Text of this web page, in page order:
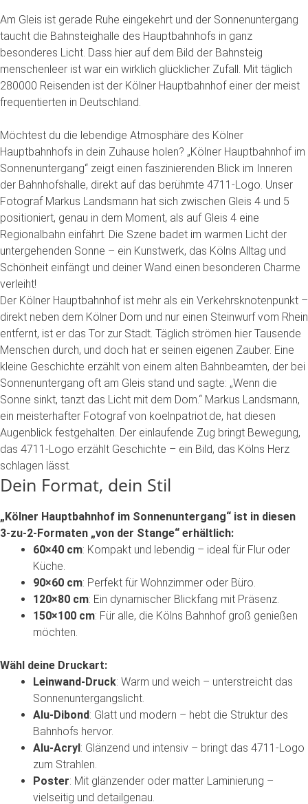
Am Gleis ist gerade Ruhe eingekehrt und der Sonnenuntergang
taucht die Bahnsteighalle des Hauptbahnhofs in ganz
besonderes Licht. Dass hier auf dem Bild der Bahnsteig
menschenleer ist war ein wirklich glücklicher Zufall. Mit täglich
280000 Reisenden ist der Kölner Hauptbahnhof einer der meist
frequentierten in Deutschland.
Möchtest du die lebendige Atmosphäre des Kölner
Hauptbahnhofs in dein Zuhause holen? „Kölner Hauptbahnhof im
Sonnenuntergang“ zeigt einen faszinierenden Blick im Inneren
der Bahnhofshalle, direkt auf das berühmte 4711-Logo. Unser
Fotograf Markus Landsmann hat sich zwischen Gleis 4 und 5
positioniert, genau in dem Moment, als auf Gleis 4 eine
Regionalbahn einfährt. Die Szene badet im warmen Licht der
untergehenden Sonne – ein Kunstwerk, das Kölns Alltag und
Schönheit einfängt und deiner Wand einen besonderen Charme
verleiht!
Der Kölner Hauptbahnhof ist mehr als ein Verkehrsknotenpunkt –
direkt neben dem Kölner Dom und nur einen Steinwurfvom Rhein
entfernt, ist er das Tor zur Stadt. Täglich strömen hier Tausende
Menschen durch, und doch hat er seinen eigenen Zauber. Eine
kleine Geschichte erzählt von einem alten Bahnbeamten, der bei
Sonnenuntergang oft am Gleis stand und sagte: „Wenn die
Sonne sinkt, tanzt das Licht mit dem Dom.“ Markus Landsmann,
ein meisterhafter Fotografvon koelnpatriot.de, hat diesen
Augenblick festgehalten. Der einlaufende Zug bringt Bewegung,
das 4711-Logo erzählt Geschichte – ein Bild, das Kölns Herz
schlagen lässt.
Dein Format, dein Stil
„Kölner Hauptbahnhof im Sonnenuntergang“ ist in diesen
3-zu-2-Formaten „von der Stange“ erhältlich:
60×40 cm: Kompakt und lebendig – ideal für Flur oder
Küche.
90×60 cm: Perfekt für Wohnzimmer oder Büro.
120×80 cm: Ein dynamischer Blickfang mit Präsenz.
150×100 cm: Für alle, die Kölns Bahnhof groß genießen
möchten.
Wähl deine Druckart:
Leinwand-Druck: Warm und weich – unterstreicht das
Sonnenuntergangslicht.
Alu-Dibond: Glatt und modern – hebt die Struktur des
Bahnhofs hervor.
Alu-Acryl: Glänzend und intensiv – bringt das 4711-Logo
zum Strahlen.
Poster: Mit glänzender oder matter Laminierung –
vielseitig und detailgenau.